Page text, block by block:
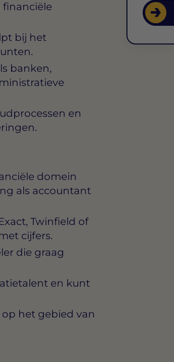
bij het
banken,
en
domein
als accountant
Twinfield of
cijfers.
die graag
en kunt
het gebied van